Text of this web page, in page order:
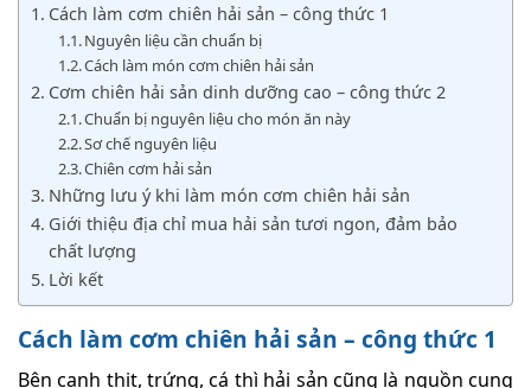
Cách làm cơm chiên hải sản – công thức 1
Nguyên liệu cần chuẩn bị
Cách làm món cơm chiên hải sản
Cơm chiên hải sản dinh dưỡng cao – công thức 2
Chuẩn bị nguyên liệu cho món ăn này
Sơ chế nguyên liệu
Chiên cơm hải sản
Những lưu ý khi làm món cơm chiên hải sản
Giới thiệu địa chỉ mua hải sản tươi ngon, đảm bảo
chất lượng
Lời kết
Cách làm cơm chiên hải sản – công thức 1
Bên cạnh thịt, trứng, cá thì hải sản cũng là nguồn cung